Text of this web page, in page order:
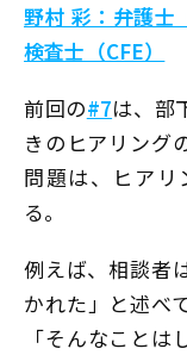
野村 彩：弁護士
検査士（CFE）
前回の#7は、部
きのヒアリング
問題は、ヒア
る。
例えば、相談
かれた」と述べ
「そんなこと